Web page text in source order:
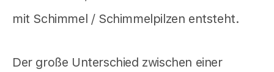
mit Schimmel / Schimmelpilzen entsteht.
Der große Unterschied zwischen einer